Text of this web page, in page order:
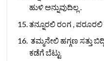
ಹುಳಿ ಅನ್ನುವುದಿಲ್ಲ .
ತನ್ನೂರಲಿ ರಂಗ ,
ತಮ್ಮನೇಲಿ ಹಗ್ಗಣ ಸತ್ತು
ಕಡೆಗೆ ಬೆಟ್ಟು